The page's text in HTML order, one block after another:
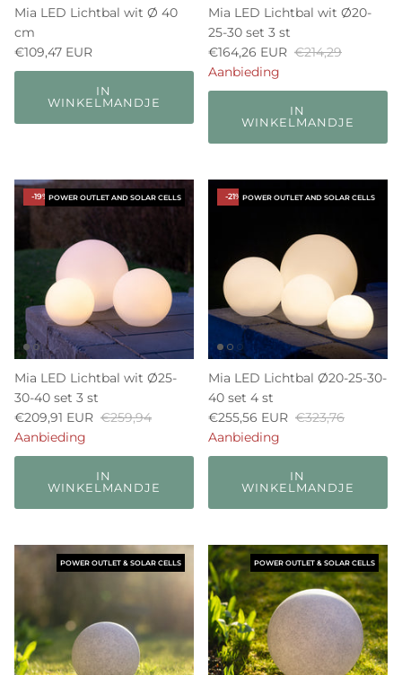
Mia LED Lichtbal wit Ø 40
cm
€109,47 EUR
IN
WINKELMANDJE
Mia LED Lichtbal wit Ø20-
25-30 set 3 st
€164,26 EUR €214,29
Aanbieding
IN
WINKELMANDJE
POWER OUTLET AND SOLAR CELLS
-19%
Mia LED Lichtbal wit Ø25-
30-40 set 3 st
€209,91 EUR €259,94
Aanbieding
IN
WINKELMANDJE
POWER OUTLET AND SOLAR CELLS
-21%
Mia LED Lichtbal Ø20-25-30-
40 set 4 st
€255,56 EUR €323,76
Aanbieding
IN
WINKELMANDJE
POWER OUTLET & SOLAR CELLS POWER OUTLET & SOLAR CELLS